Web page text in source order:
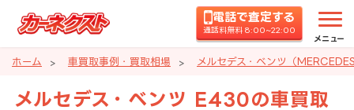
電話で査定する
通話料無料 8:00~22:00
メニュー
ホーム 車買取事例・買取相場 メルセデス・ベンツ（
メルセデス・ベンツ E430の車買取